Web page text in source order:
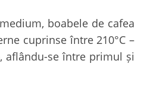
boabele de cafea
cuprinse între 210°C –
aflându-se între primul și